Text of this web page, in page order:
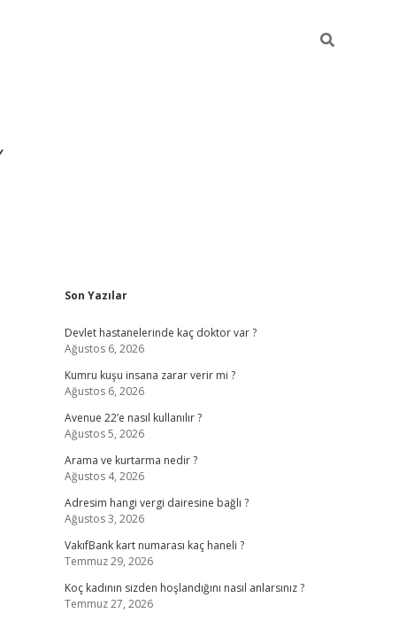
Sidebar
Son Yazılar
Devlet hastanelerinde kaç doktor var ?
Ağustos 6, 2026
Kumru kuşu insana zarar verir mi ?
Ağustos 6, 2026
Avenue 22’e nasıl kullanılır ?
Ağustos 5, 2026
Arama ve kurtarma nedir ?
Ağustos 4, 2026
Adresim hangi vergi dairesine bağlı ?
Ağustos 3, 2026
VakıfBank kart numarası kaç haneli ?
Temmuz 29, 2026
Koç kadının sizden hoşlandığını nasıl anlarsınız ?
Temmuz 27, 2026